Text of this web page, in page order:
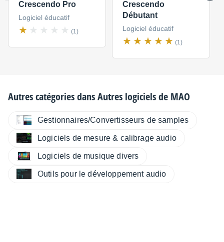
Crescendo Pro
Logiciel éducatif
(1)
Crescendo
Débutant
Logiciel éducatif
(1)
Autres catégories dansAutres logiciels de MAO
Gestionnaires/Convertisseurs de samples
Logiciels de mesure & calibrage audio
Logiciels de musique divers
Outils pour le développement audio